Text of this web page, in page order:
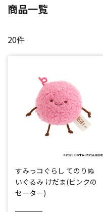
商品一覧
20件
すみっコぐらし てのりぬ
いぐるみ けだま(ピンクの
セーター)